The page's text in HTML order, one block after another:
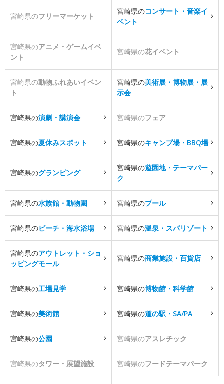
宮崎県のフリーマーケット
宮崎県のコンサート・音楽イ
ベント
宮崎県のアニメ・ゲームイベ
ント
宮崎県の花イベント
宮崎県の動物ふれあいイベン
ト
宮崎県の美術展・博物展・展
示会
宮崎県の演劇・講演会 宮崎県のフェア
宮崎県の夏休みスポット 宮崎県のキャンプ場・BBQ場
宮崎県のグランピング
宮崎県の遊園地・テーマパー
ク
宮崎県の水族館・動物園 宮崎県のプール
宮崎県のビーチ・海水浴場 宮崎県の温泉・スパリゾート
宮崎県のアウトレット・ショ
ッピングモール
宮崎県の商業施設・百貨店
宮崎県の工場見学 宮崎県の博物館・科学館
宮崎県の美術館 宮崎県の道の駅・SA/PA
宮崎県の公園 宮崎県のアスレチック
宮崎県のタワー・展望施設 宮崎県のフードテーマパーク